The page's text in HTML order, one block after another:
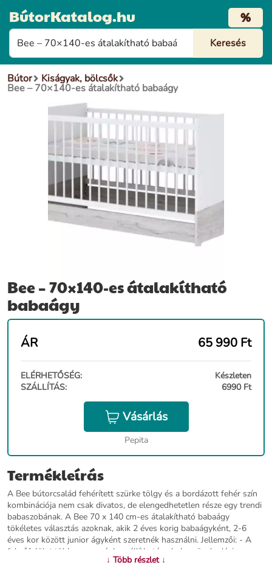
BútorKatalog.hu %
Bútor Kiságyak, bölcsők
Bee – 70×140-es átalakítható babaágy
Bee – 70×140-es átalakítható
babaágy
ÁR 65 990 Ft
ELÉRHETŐSÉG:
Készleten
SZÁLLÍTÁS:
6990 Ft
Vásárlás
Pepita
Termékleírás
A Bee bútorcsalád fehérített szürke tölgy és a bordázott fehér szín
kombinációja nem csak divatos, de elengedhetetlen része egy trendi
babaszobának. A Bee 70 x 140 cm-es átalakítható babaágy
tökéletes választás azoknak, akik 2 éves korig babaágyként, 2-6
éves kor között junior ágyként szeretnék használni. Jellemzői: - A
fekvőfelület több magasságban állítható, a baba növekedési
üteméhez igazodva. - A babaágy oldalsó pálcái körpálcás kivitelűek.
↓ Több részlet ↓